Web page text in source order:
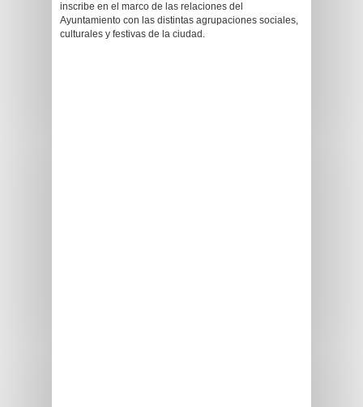
inscribe en el marco de las relaciones del
Ayuntamiento con las distintas agrupaciones sociales,
culturales y festivas de la ciudad.